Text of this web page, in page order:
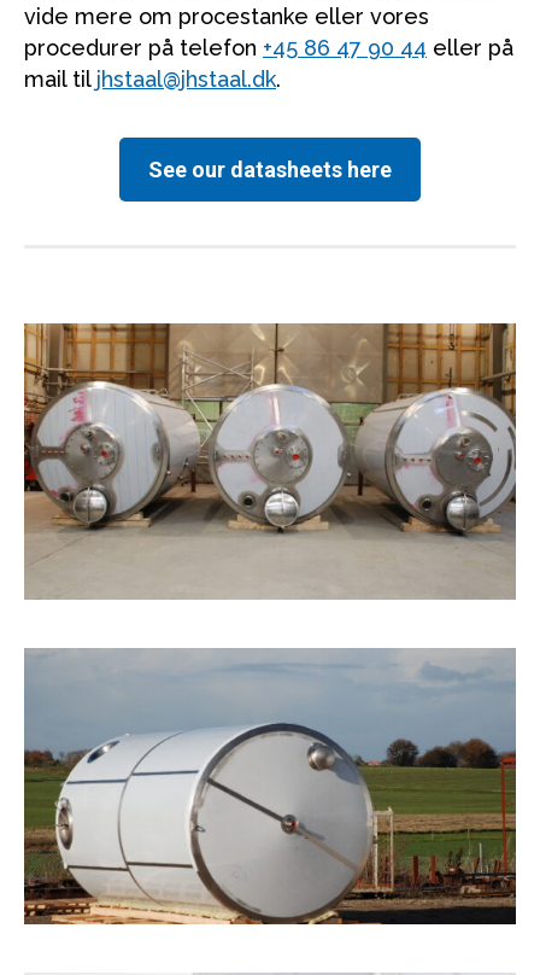
vide mere om procestanke eller vores
procedurer på telefon +45 86 47 90 44 eller på
mail til jhstaal@jhstaal.dk.
See our datasheets here